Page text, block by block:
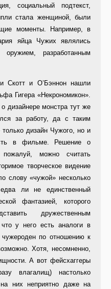
социальный подтекст,
стала женщиной, были
моменты. Например, в
яйца Чужих являлись
оружием, разработанным
Скотт и О’Бэннон нашли
Гигера «Некрономикон».
дизайнере монстра тут же
за работу, да с таким
дизайн Чужого, но и
в фильме. Решение о
пожалуй, можно считать
творческое видение
слову «чужой» несколько
ли не единственный
фантазией, которого
дружественным
у него есть аналоги в
по отношению к
Хотя, несомненно,
А вот фейсхаггеры
влагалищ) настолько
них неприятно даже на